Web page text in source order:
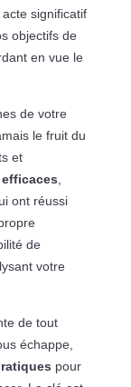
significatif
objectifs de
en vue le
de votre
le fruit du
et
ont réussi
de
votre
de tout
échappe,
pour